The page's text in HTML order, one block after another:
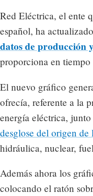
Red Eléctrica, el ente
español, ha
datos de producción
proporciona en tiempo
El nuevo gráfico
ofrecía, referente a la
energía eléctrica,
desglose del origen
hidráulica, nuclear,
Además ahora los
colocando el ratón